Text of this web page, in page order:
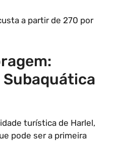
a partir de 270 por
Subaquática
turística de Harlel,
pode ser a primeira